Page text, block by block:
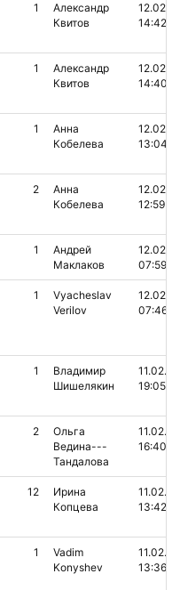
1
Александр
Квитов
14:42
1
Александр
Квитов
14:40
1
Анна
Кобелева
13:04
2
Анна
Кобелева
12:59
1
Андрей
Маклаков
07:59
1
Vyacheslav
Verilov
07:46
1
Владимир
Шишелякин
19:05
2
Ольга
Ведина---
Тандалова
16:40
12
Ирина
Копцева
13:42
1
Vadim
Konyshev
13:36